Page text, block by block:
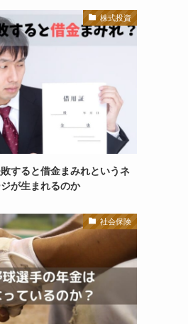
株式投資
すると借金まみれというネ
が生まれるのか
社会保険